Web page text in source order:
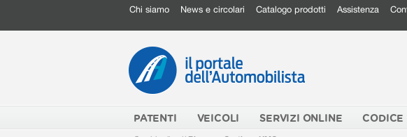
Chi siamo News e circolari Catalogo prodotti Assistenza
PATENTI VEICOLI SERVIZI ONLINE CODICE